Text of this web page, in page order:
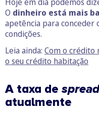
Hoje em dia podemos
O dinheiro está mais
apetência para conceder
condições.
Leia ainda: Com o crédito
o seu crédito habitação
A taxa de
atualmente